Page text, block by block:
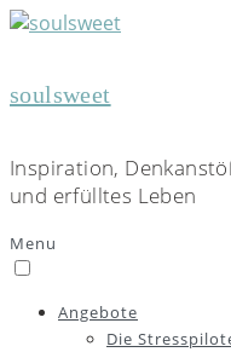
soulsweet
Inspiration,
und erfülltes Leben
Menu
Angebote
Die